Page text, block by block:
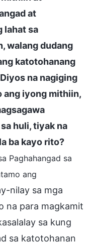
at
lahat sa
walang dudang
katotohanang
na nagiging
ang iyong mithiin,
huli, tiyak na
ba kayo rito?
Paghahangad sa
ang
nilay sa mga
na para magkamit
sa kung
sa katotohanan